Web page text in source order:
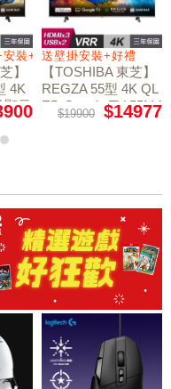
安裝+好禮贈
】
4K
顯示
式)
送壁掛安裝+好禮
【TOSHIBA 東芝】
REGZA 55型 4K QL
ED Google TV 55M4
50NT液晶顯示器｜
$19900 $14977